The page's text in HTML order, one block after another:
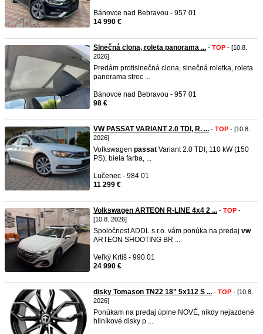
Bánovce nad Bebravou - 957 01
14 990 €
Slnečná clona, roleta panorama ... - TOP - [10.8.
2026]
Predám protislnečná clona, slnečná roletka, roleta
panorama strec ...
Bánovce nad Bebravou - 957 01
98 €
VW PASSAT VARIANT 2.0 TDI, R. ... - TOP - [10.8.
2026]
Volkswagen passat Variant 2.0 TDI, 110 kW (150
PS), biela farba, ...
Lučenec - 984 01
11 299 €
Volkswagen ARTEON R-LINE 4x4 2 ... - TOP -
[10.8. 2026]
Spoločnost ADDL s.r.o. vám ponúka na predaj vw
ARTEON SHOOTING BR ...
Veľký Krtíš - 990 01
24 990 €
disky Tomason TN22 18" 5x112 S ... - TOP - [10.8.
2026]
Ponúkam na predaj úplne NOVÉ, nikdy nejazdené
hliníkové disky p ...